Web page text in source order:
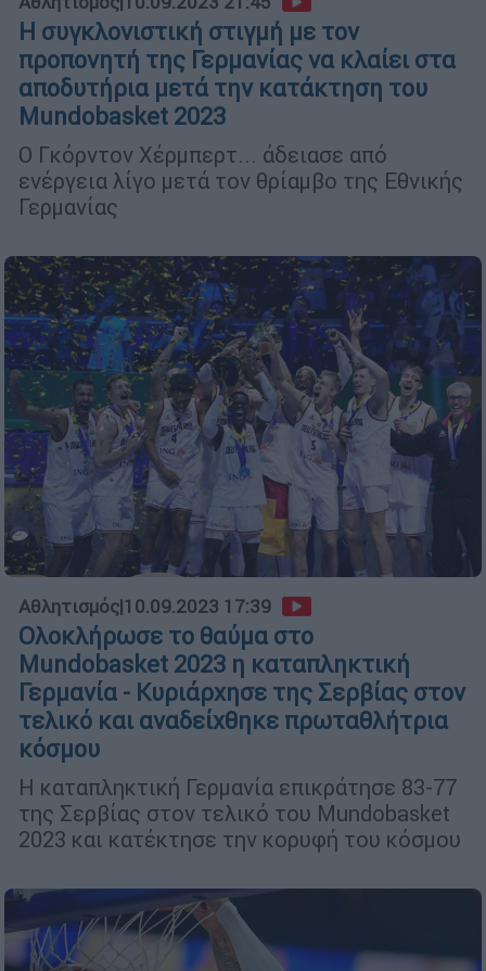
Η συγκλονιστική στιγμή με τον
προπονητή της Γερμανίας να κλαίει στα
αποδυτήρια μετά την κατάκτηση του
Mundobasket 2023
Ο Γκόρντον Χέρμπερτ... άδειασε από
ενέργεια λίγο μετά τον θρίαμβο της Εθνικής
Γερμανίας
Αθλητισμός|10.09.2023 17:39
Ολοκλήρωσε το θαύμα στο
Mundobasket 2023 η καταπληκτική
Γερμανία - Κυριάρχησε της Σερβίας στον
τελικό και αναδείχθηκε πρωταθλήτρια
κόσμου
Η καταπληκτική Γερμανία επικράτησε 83-77
της Σερβίας στον τελικό του Mundobasket
2023 και κατέκτησε την κορυφή του κόσμου